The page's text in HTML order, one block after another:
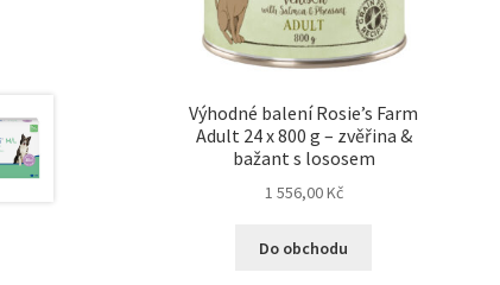
Výhodné balení Rosie’s Farm
Adult 24 x 800 g – zvěřina &
bažant s lososem
1 556,00Kč
Do obchodu